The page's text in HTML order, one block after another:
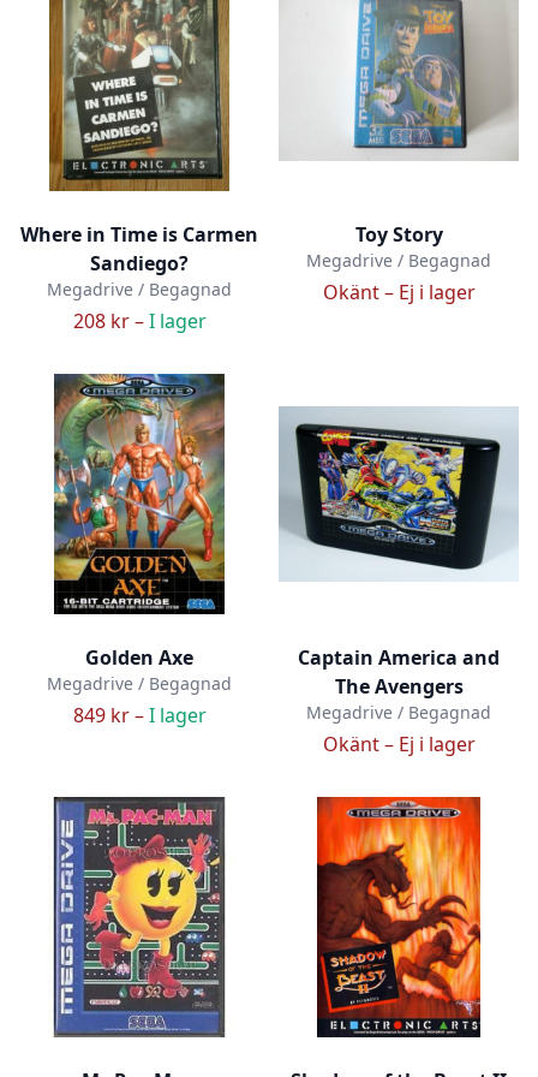
Where in Time is Carmen
Sandiego?
Megadrive / Begagnad
208 kr –I lager
Toy Story
Megadrive / Begagnad
Okänt – Ej i lager
Golden Axe
Megadrive / Begagnad
849 kr –I lager
Captain America and
The Avengers
Megadrive / Begagnad
Okänt – Ej i lager